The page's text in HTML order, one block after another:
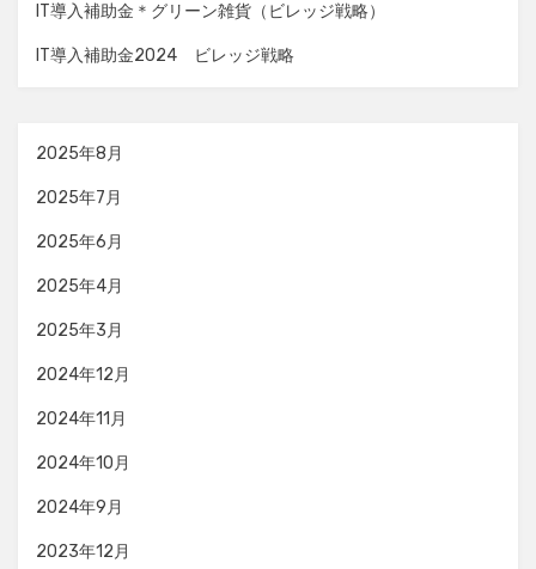
IT導入補助金＊グリーン雑貨（ビレッジ戦略）
IT導入補助金2024 ビレッジ戦略
2025年8月
2025年7月
2025年6月
2025年4月
2025年3月
2024年12月
2024年11月
2024年10月
2024年9月
2023年12月